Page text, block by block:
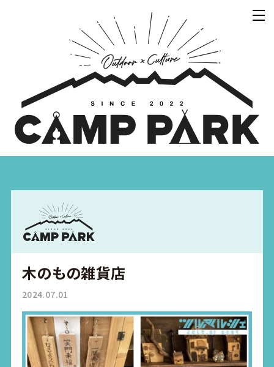
木のもの雑貨店
2024.07.01